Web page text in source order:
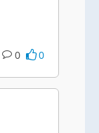
0 0